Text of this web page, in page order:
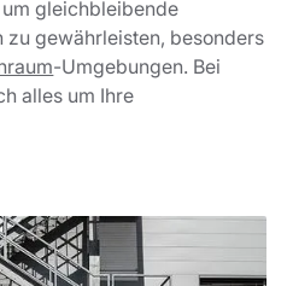
gleichbleibende
gewährleisten, besonders
-Umgebungen. Bei
alles um Ihre